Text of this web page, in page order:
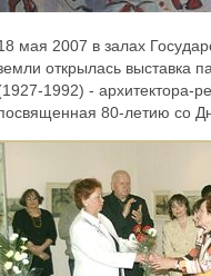
мая 2007 в залах
открылась выставка
1992) - архитектора-
80-летию со